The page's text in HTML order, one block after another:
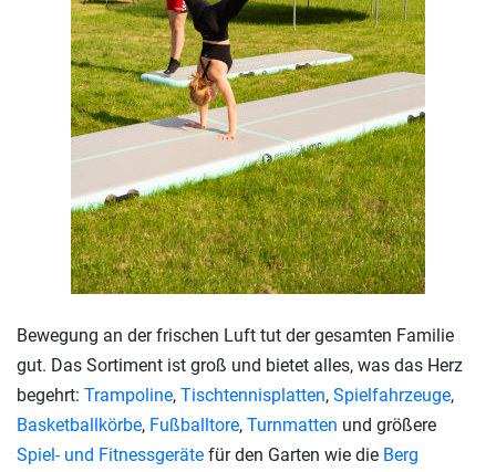
Bewegung an der frischen Luft tut der gesamten Familie
gut. Das Sortiment ist groß und bietet alles, was das Herz
begehrt: Trampoline, Tischtennisplatten, Spielfahrzeuge,
Basketballkörbe, Fußballtore, Turnmatten und größere
Spiel- und Fitnessgeräte für den Garten wie die Berg